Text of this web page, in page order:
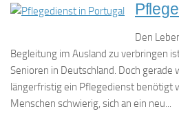
Den
Begleitung im Ausland zu verbringen
Senioren in Deutschland. Doch gerade
längerfristig ein Pflegedienst benötigt
Menschen schwierig, sich an ein neu...